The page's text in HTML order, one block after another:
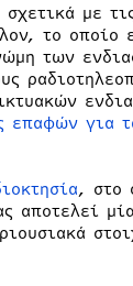
με
το οποίο
των
επαφών για
, στο
αποτελεί